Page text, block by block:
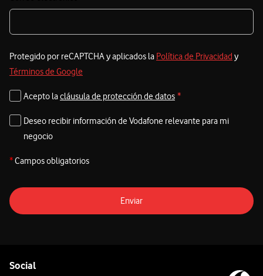
Protegido por reCAPTCHA y aplicados la Política de Privacidad y
Términos de Google
Acepto lacláusula de protección de datos *
Deseo recibir información de Vodafone relevante para mi
negocio
*Campos obligatorios
Enviar
Social